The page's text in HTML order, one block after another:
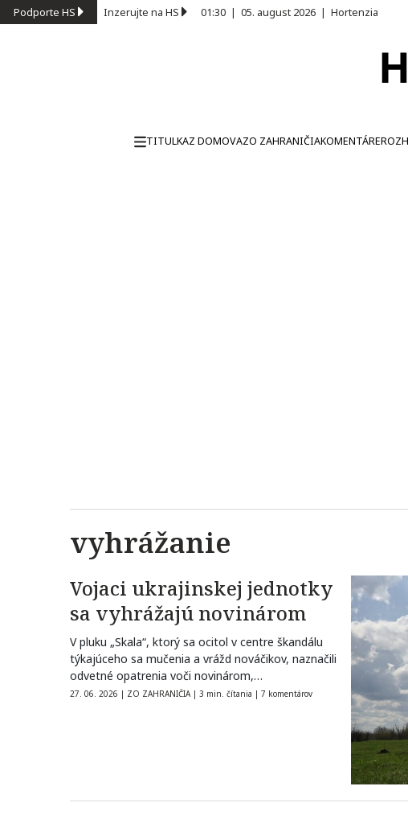
Podporte HS Inzerujte na HS 01:30 | 05. august 2026 | Hortenzia
TITULKAZ DOMOVAZO ZAHRANIČIAKOMENTÁRE
vyhrážanie
Vojaci ukrajinskej jednotky
sa vyhrážajú novinárom
V pluku „Skala“, ktorý sa ocitol v centre škandálu
týkajúceho sa mučenia a vrážd nováčikov, naznačili
odvetné opatrenia voči novinárom,…
27. 06. 2026 | ZO ZAHRANIČIA | 3 min. čítania | 7 komentárov